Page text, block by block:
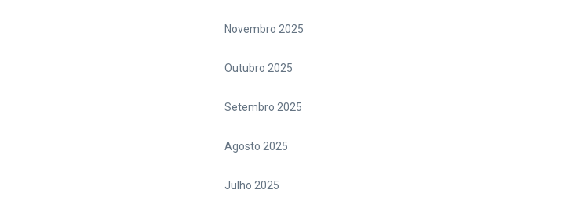
Novembro 2025
Outubro 2025
Setembro 2025
Agosto 2025
Julho 2025